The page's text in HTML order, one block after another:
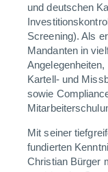
und deutschen
Screening). Als
Mandanten in
Kartell- und
sowie
Mit seiner
fundierten
Christian Bürger